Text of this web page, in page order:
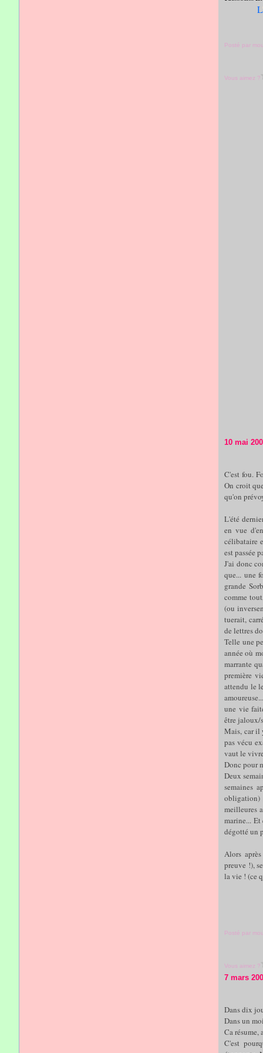
Posté par
Vous aimez ?
10 mai
C'est fou.
On croit
qu'on
L'été
en vue
célibataire
est passée
J'ai donc
que... une
grande
comme
(ou
tuerait,
de lettres
Telle une
année où
marrante
première
attendu le
une vie
être jaloux/
Mais, car il
pas vécu
vaut le
Donc pour
Deux
semaines
meilleures
marine...
dégotté un
Alors
preuve !),
la vie ! (ce
Posté par
Vous aimez ?
7 mars
Dans dix
Dans un
Ca résume,
C'est